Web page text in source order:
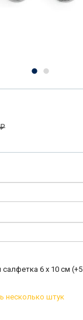
₽
салфетка 6 х 10 см (+5
несколько штук